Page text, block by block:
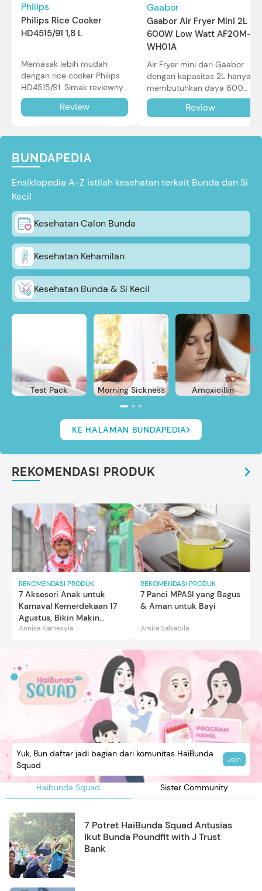
Philips
Philips Rice Cooker
HD4515/91 1,8 L
Memasak lebih mudah
dengan rice cooker Philips
HD4515/91. Simak reviewnya
di sini.
Review
Gaabor
Gaabor Air Fryer Mini 2L
600W Low Watt AF20M-
WH01A
Air Fryer mini dari Gaabor
dengan kapasitas 2L hanya
membutuhkan daya 600W
dalam pemakaian. Simak
review selengkapnya di sini.
Review
BUNDAPEDIA
Ensiklopedia A-Z istilah kesehatan terkait Bunda dan Si
Kecil
Kesehatan Calon Bunda
Kesehatan Kehamilan
Kesehatan Bunda & Si Kecil
Test Pack Morning Sickness Amoxicillin
KE HALAMAN BUNDAPEDIA
REKOMENDASI PRODUK
REKOMENDASI PRODUK
7 Aksesori Anak untuk
Karnaval Kemerdekaan 17
Agustus, Bikin Makin
Gemas
Annisa Karnesyia
REKOMENDASI PRODUK
7 Panci MPASI yang Bagus
& Aman untuk Bayi
Amira Salsabila
Haibunda Squad Sister Community
Yuk, Bun daftar jadi bagian dari komunitas HaiBunda
Squad
Join
7 Potret HaiBunda Squad Antusias
Ikut Bunda Poundfit with J Trust
Bank